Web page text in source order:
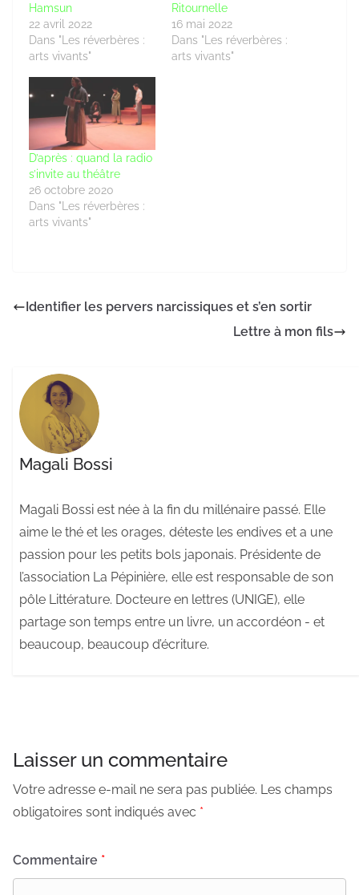
Hamsun
22 avril 2022
Dans "Les réverbères :
arts vivants"
Ritournelle
16 mai 2022
Dans "Les réverbères :
arts vivants"
D’après : quand la radio
s’invite au théâtre
26 octobre 2020
Dans "Les réverbères :
arts vivants"
Identifier les pervers narcissiques et s’en sortir
Lettre à mon fils
Magali Bossi
Magali Bossi est née à la fin du millénaire passé. Elle
aime le thé et les orages, déteste les endives et a une
passion pour les petits bols japonais. Présidente de
l’association La Pépinière, elle est responsable de son
pôle Littérature. Docteure en lettres (UNIGE), elle
partage son temps entre un livre, un accordéon - et
beaucoup, beaucoup d’écriture.
Laisser un commentaire
Votre adresse e-mail ne sera pas publiée. Les champs
obligatoires sont indiqués avec *
Commentaire *